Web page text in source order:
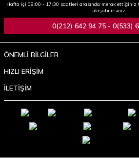
Hafta içi 08:00 - 17:30 saatleri arasında merak
ulaşabilirsiniz.
0(212) 642 94 75 - 0(533)
ÖNEMLİ BİLGİLER
HIZLI ERİŞİM
İLETİŞİM